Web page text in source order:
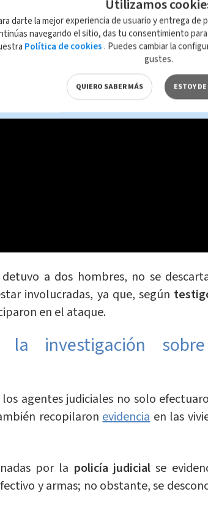
responsables y
hoy.
a dos hombres, no se
involucradas, ya que, según
en el ataque.
la investigación
agentes judiciales no solo
recopilaronevidenciaen las
por la policía judicialse
y armas; no obstante, se
Utilizamos
darte la mejor experiencia de usuario y entrega de
navegando el sitio, das tu consentimiento
Política de cookies . Puedes cambiar la
gustes.
QUIERO SABER MÁS ESTOY